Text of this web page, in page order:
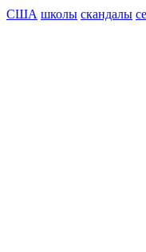
США школы скандалы